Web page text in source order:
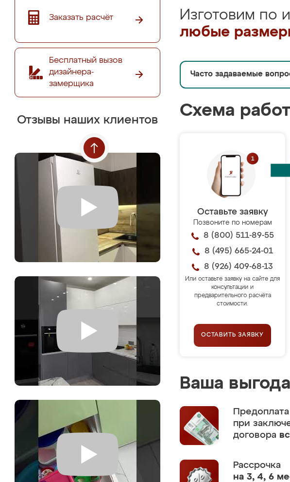
Заказать расчёт
Бесплатный вызов
дизайнера-
замерщика
Отзывы наших клиентов
Изготовим по
любые
Часто задаваемые
Схема
Оставьте заявку
Позвоните по номерам
8 (800) 511-89-55
8 (495) 665-24-01
8 (926) 409-68-13
Или оставьте заявку на сайте для
консультации и
предварительного расчёта
стоимости.
ОСТАВИТЬ ЗАЯВКУ
Ваша
Предоплата
при
договора
Рассрочка
на 3, 4, 6